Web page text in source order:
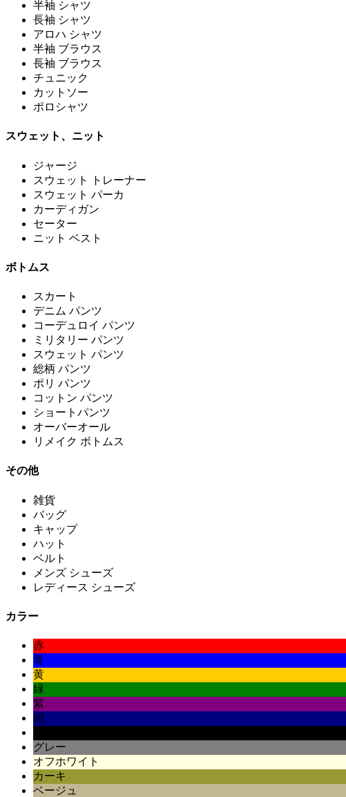
半袖 シャツ
長袖 シャツ
アロハ シャツ
半袖 ブラウス
長袖 ブラウス
チュニック
カットソー
ポロシャツ
スウェット、ニット
ジャージ
スウェット トレーナー
スウェット パーカ
カーディガン
セーター
ニット ベスト
ボトムス
スカート
デニム パンツ
コーデュロイ パンツ
ミリタリー パンツ
スウェット パンツ
総柄 パンツ
ポリ パンツ
コットン パンツ
ショートパンツ
オーバーオール
リメイク ボトムス
その他
雑貨
バッグ
キャップ
ハット
ベルト
メンズ シューズ
レディース シューズ
カラー
赤
青
黄
緑
紫
紺
グレー
オフホワイト
カーキ
ベージュ